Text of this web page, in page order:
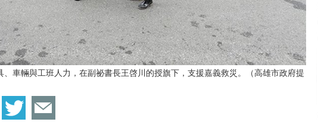
、車輛與工班人力，在副祕書長王啓川的授旗下，支援嘉義救災。（高雄市政府提